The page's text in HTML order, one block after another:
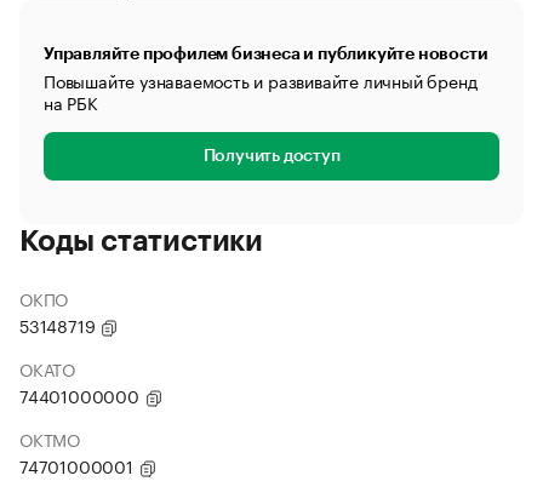
Управляйте профилем бизнеса и публикуйте новости
Повышайте узнаваемость и развивайте личный бренд
на РБК
Получить доступ
Коды статистики
ОКПО
53148719
ОКАТО
74401000000
ОКТМО
74701000001